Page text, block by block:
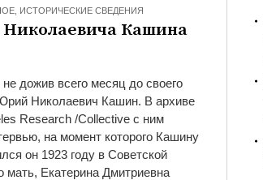
, ИСТОРИЧЕСКИЕ СВЕДЕНИЯ
Кашина
дожив всего месяц до своего
Николаевич Кашин. В архиве
Research /Collective с ним
на момент которого Кашину
он 1923 году в Советской
мать, Екатерина Дмитриевна